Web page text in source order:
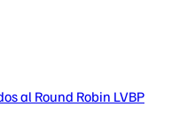
al Round Robin LVBP